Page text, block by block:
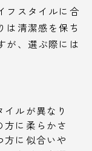
フスタイルに合
は清潔感を保ち
が、選ぶ際には
ルが異なり
方に柔らかさ
方に似合いや